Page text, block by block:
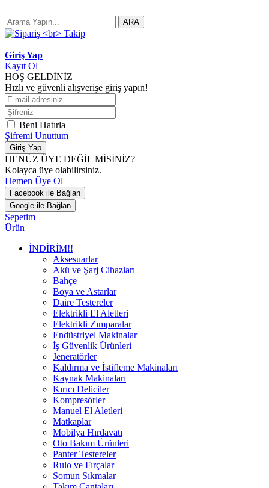
ARA
Giriş Yap
Kayıt Ol
HOŞ GELDİNİZ
Hızlı ve güvenli alışverişe giriş yapın!
Beni Hatırla
Şifremi Unuttum
Giriş Yap
HENÜZ ÜYE DEĞİL MİSİNİZ?
Kolayca üye olabilirsiniz.
Hemen Üye Ol
Facebook ile Bağlan
Google ile Bağlan
Sepetim
Ürün
İNDİRİM!!
Aksesuarlar
Akü ve Şarj Cihazları
Bahçe
Boya ve Astarlar
Daire Testereler
Elektrikli El Aletleri
Elektrikli Zımparalar
Endüstriyel Makinalar
İş Güvenlik Ürünleri
Jeneratörler
Kaldırma ve İstifleme Makinaları
Kaynak Makinaları
Kırıcı Deliciler
Kompresörler
Manuel El Aletleri
Matkaplar
Mobilya Hırdavatı
Oto Bakım Ürünleri
Panter Testereler
Rulo ve Fırçalar
Somun Sıkmalar